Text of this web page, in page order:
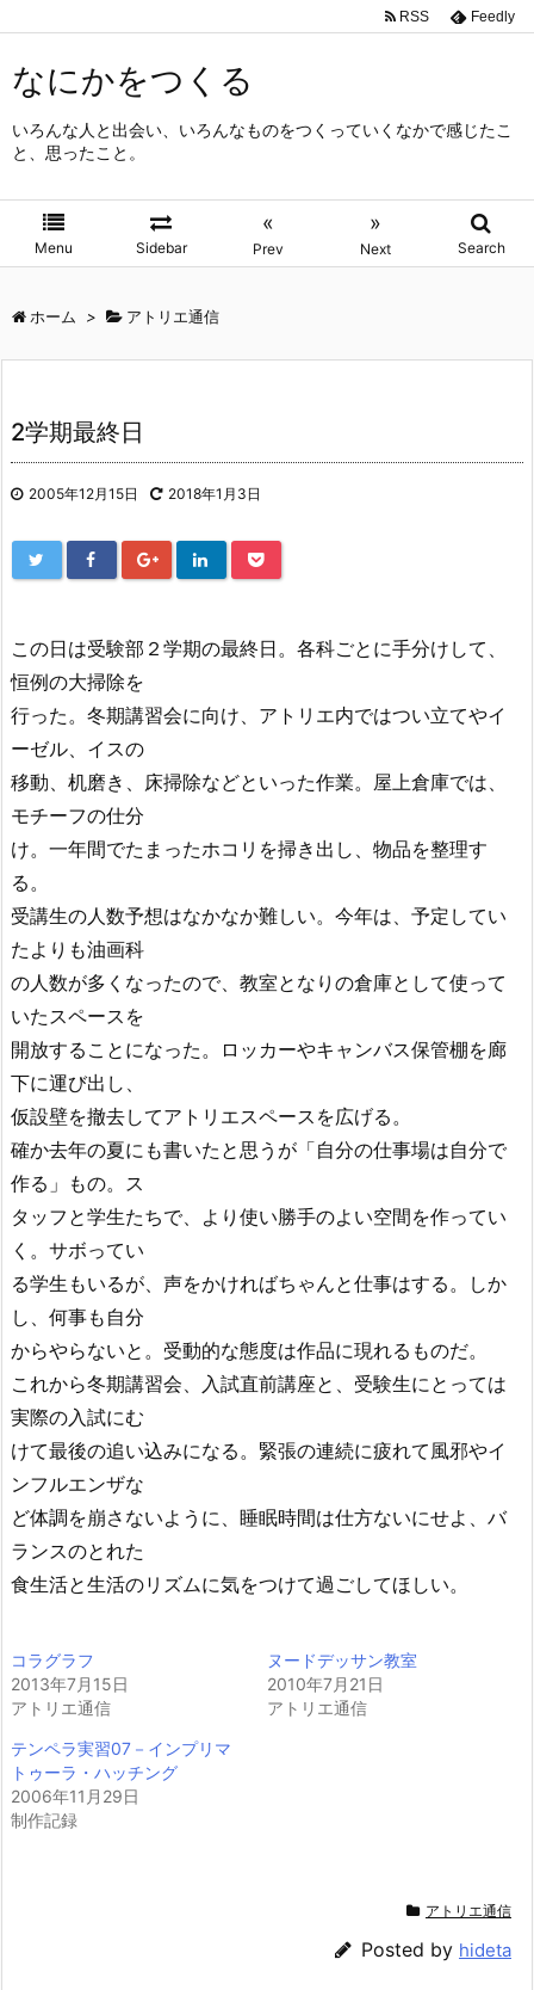
なにかをつくる
いろんな人と出会い、いろんなものをつくっていくなかで感じたこ
と、思ったこと。
Menu Sidebar
«
Prev
»
Next Search
RSS Feedly
ホーム > アトリエ通信
2学期最終日
2005年12月15日 2018年1月3日
この日は受験部２学期の最終日。各科ごとに手分けして、
恒例の大掃除を
行った。冬期講習会に向け、アトリエ内ではつい立てやイ
ーゼル、イスの
移動、机磨き、床掃除などといった作業。屋上倉庫では、
モチーフの仕分
け。一年間でたまったホコリを掃き出し、物品を整理す
る。
受講生の人数予想はなかなか難しい。今年は、予定してい
たよりも油画科
の人数が多くなったので、教室となりの倉庫として使って
いたスペースを
開放することになった。ロッカーやキャンバス保管棚を廊
下に運び出し、
仮設壁を撤去してアトリエスペースを広げる。
確か去年の夏にも書いたと思うが「自分の仕事場は自分で
作る」もの。ス
タッフと学生たちで、より使い勝手のよい空間を作ってい
く。サボってい
る学生もいるが、声をかければちゃんと仕事はする。しか
し、何事も自分
からやらないと。受動的な態度は作品に現れるものだ。
これから冬期講習会、入試直前講座と、受験生にとっては
実際の入試にむ
けて最後の追い込みになる。緊張の連続に疲れて風邪やイ
ンフルエンザな
ど体調を崩さないように、睡眠時間は仕方ないにせよ、バ
ランスのとれた
食生活と生活のリズムに気をつけて過ごしてほしい。
コラグラフ
2013年7月15日
アトリエ通信
ヌードデッサン教室
2010年7月21日
アトリエ通信
テンペラ実習07－インプリマ
トゥーラ・ハッチング
2006年11月29日
制作記録
アトリエ通信
Posted by hideta